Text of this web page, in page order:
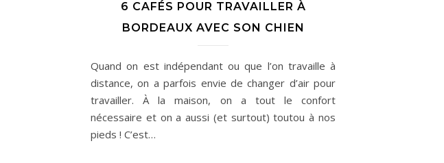
6 CAFÉS POUR TRAVAILLER À
BORDEAUX AVEC SON CHIEN
Quand on est indépendant ou que l’on travaille à
distance, on a parfois envie de changer d’air pour
travailler. À la maison, on a tout le confort
nécessaire et on a aussi (et surtout) toutou à nos
pieds ! C’est…